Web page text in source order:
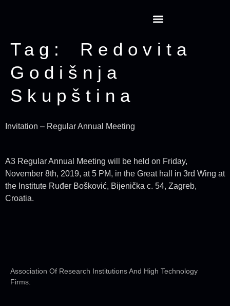
Tag: Redovita
Godišnja
Skupština
Invitation – Regular Annual Meeting
A3 Regular Annual Meeting will be held on Friday,
November 8th, 2019, at 5 PM, in the Great hall in 3rd Wing at
the Institute Ruđer Bošković, Bijenička c. 54, Zagreb,
Croatia.
Association Of Research Institutions And High Technology
Firms.